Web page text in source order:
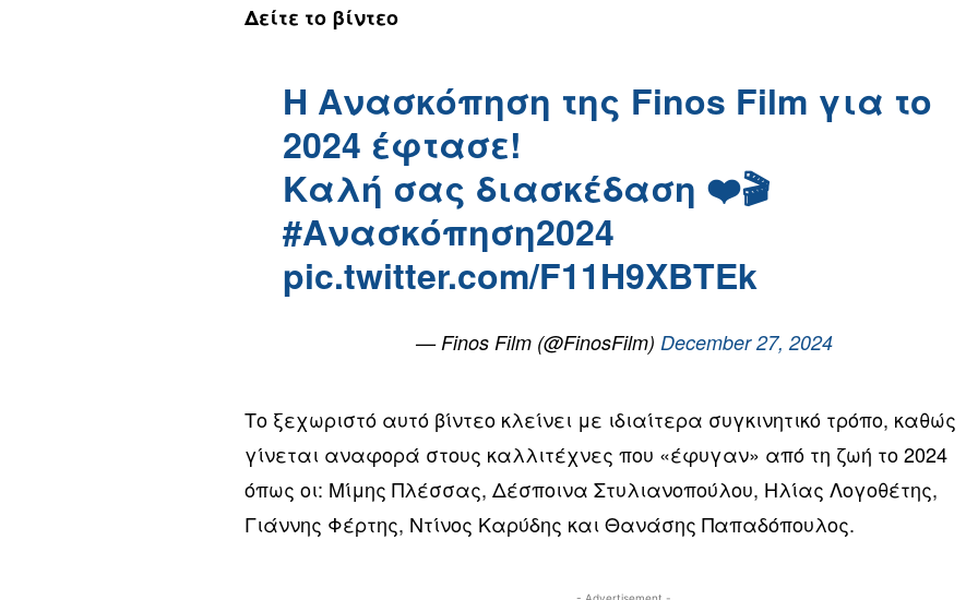
Δείτε το βίντεο
Η Ανασκόπηση της Finos Film για το
2024 έφτασε!
Καλή σας διασκέδαση ❤️🎬
#Ανασκόπηση2024
pic.twitter.com/F11H9XBTEk
— Finos Film (@FinosFilm) December 27, 2024
Το ξεχωριστό αυτό βίντεο κλείνει με ιδιαίτερα συγκινητικό τρόπο, καθώς
γίνεται αναφορά στους καλλιτέχνες που «έφυγαν» από τη ζωή το 2024
όπως οι: Μίμης Πλέσσας, Δέσποινα Στυλιανοπούλου, Ηλίας Λογοθέτης,
Γιάννης Φέρτης, Ντίνος Καρύδης και Θανάσης Παπαδόπουλος.
- Advertisement -